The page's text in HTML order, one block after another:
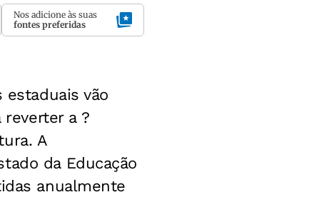
Nos adicione às suas
fontes preferidas
vão
a ?
A
da Educação
anualmente